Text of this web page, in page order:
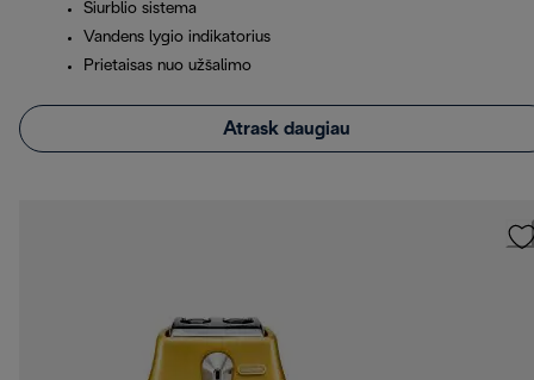
Siurblio sistema
Vandens lygio indikatorius
Prietaisas nuo užšalimo
Atrask daugiau